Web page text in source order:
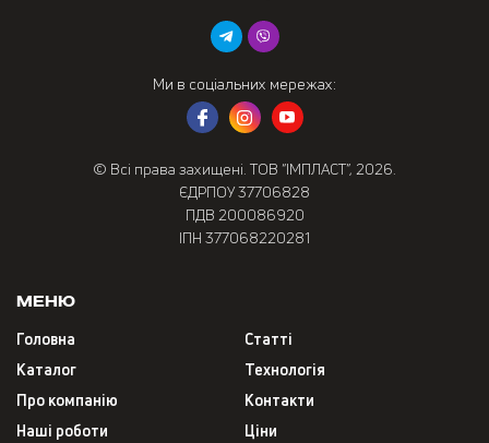
Ми в соціальних мережах:
© Всі права захищені. ТОВ “ІМПЛАСТ”, 2026.
ЄДРПОУ 37706828
ПДВ 200086920
ІПН 377068220281
Меню
Головна
Каталог
Про компанію
Наші роботи
Статті
Технологія
Контакти
Ціни